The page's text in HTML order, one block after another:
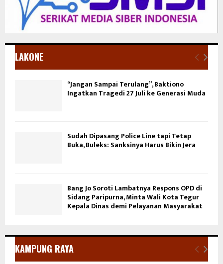
LAKONE
“Jangan Sampai Terulang”, Baktiono
Ingatkan Tragedi 27 Juli ke Generasi Muda
Sudah Dipasang Police Line tapi Tetap
Buka, Buleks: Sanksinya Harus Bikin Jera
Bang Jo Soroti Lambatnya Respons OPD di
Sidang Paripurna, Minta Wali Kota Tegur
Kepala Dinas demi Pelayanan Masyarakat
KAMPUNG RAYA